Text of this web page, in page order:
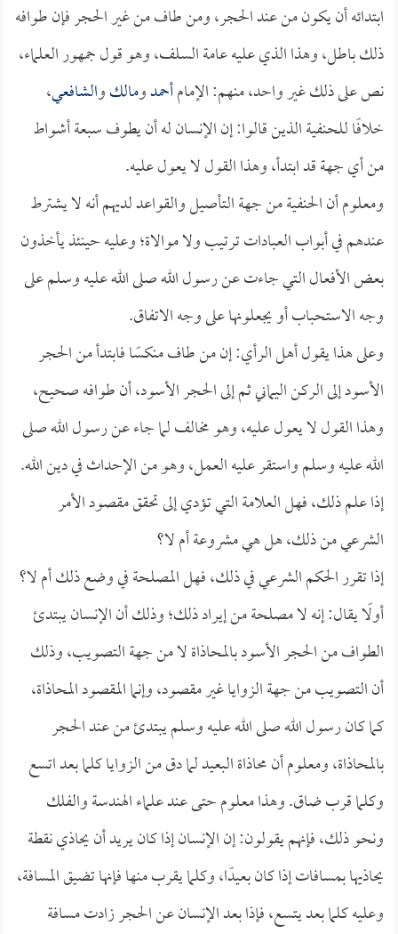
ابتدائه أن يكون من عند الحجر، ومن طاف من غير الحجر فإن طوافه
ذلك باطل، وهذا الذي عليه عامة السلف، وهو قول جمهور العلماء،
نص على ذلك غير واحد، منهم: الإمامأحمدومالكوالشافعي،
خلافًا للحنفية الذين قالوا: إن الإنسان له أن يطوف سبعة أشواط
من أي جهة قد ابتدأ، وهذا القول لا يعول عليه.
ومعلوم أن الحنفية من جهة التأصيل والقواعد لديهم أنه لا يشترط
عندهم في أبواب العبادات ترتيب ولا موالاة؛ وعليه حينئذ يأخذون
بعض الأفعال التي جاءت عن رسول الله صلى الله عليه وسلم على
وجه الاستحباب أو يجعلونها على وجه الاتفاق.
وعلى هذا يقول أهل الرأي: إن من طاف منكسًا فابتدأ من الحجر
الأسود إلى الركن اليماني ثم إلى الحجر الأسود، أن طوافه صحيح،
وهذا القول لا يعول عليه، وهو مخالف لما جاء عن رسول الله صلى
الله عليه وسلم واستقر عليه العمل، وهو من الإحداث في دين الله.
إذا علم ذلك، فهل العلامة التي تؤدي إلى تحقق مقصود الأمر
الشرعي من ذلك، هل هي مشروعة أم لا؟
إذا تقرر الحكم الشرعي في ذلك، فهل المصلحة في وضع ذلك أم لا؟
أولًا يقال: إنه لا مصلحة من إيراد ذلك؛ وذلك أن الإنسان يبتدئ
الطواف من الحجر الأسود بالمحاذاة لا من جهة التصويب، وذلك
أن التصويب من جهة الزوايا غير مقصود، وإنما المقصود المحاذاة،
كما كان رسول الله صلى الله عليه وسلم يبتدئ من عند الحجر
بالمحاذاة، ومعلوم أن محاذاة البعيد لما دق من الزوايا كلما بعد اتسع
وكلما قرب ضاق. وهذا معلوم حتى عند علماء الهندسة والفلك
ونحو ذلك، فإنهم يقولون: إن الإنسان إذا كان يريد أن يحاذي نقطة
يحاذيها بمسافات إذا كان بعيدًا، وكلما يقرب منها فإنها تضيق المسافة،
وعليه كلما بعد يتسع، فإذا بعد الإنسان عن الحجر زادت مسافة